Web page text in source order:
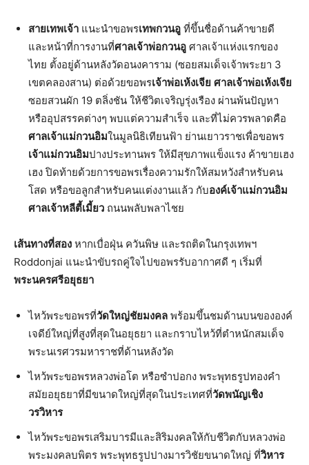
สายเทพเจ้า แนะนำขอพรเทพกวนอู ที่ขึ้นชื่อด้านค้าขายดี
และหน้าที่การงานที่ศาลเจ้าพ่อกวนอู ศาลเจ้าแห่งแรกของ
ไทย ตั้งอยู่ด้านหลังวัดอนงคาราม (ซอยสมเด็จเจ้าพระยา 3
เขตคลองสาน) ต่อด้วยขอพรเจ้าพ่อเห้งเจีย ศาลเจ้าพ่อเห้งเจีย
ซอยสวนผัก 19 ตลิ่งชัน ให้ชีวิตเจริญรุ่งเรือง ผ่านพ้นปัญหา
หรืออุปสรรคต่างๆ พบแต่ความสำเร็จ และที่ไม่ควรพลาดคือ
ศาลเจ้าแม่กวนอิมในมูลนิธิเทียนฟ้า ย่านเยาวราชเพื่อขอพร
เจ้าแม่กวนอิมปางประทานพร ให้มีสุขภาพแข็งแรง ค้าขายเฮง
เฮง ปิดท้ายด้วยการขอพรเรื่องความรักให้สมหวังสำหรับคน
โสด หรือขอลูกสำหรับคนแต่งงานแล้ว กับองค์เจ้าแม่กวนอิม
ศาลเจ้าหลีตี้เมี้ยว ถนนพลับพลาไชย
เส้นทางที่สอง หากเบื่อฝุ่น ควันพิษ และรถติดในกรุงเทพฯ
Roddonjai แนะนำขับรถคู่ใจไปขอพรรับอากาศดี ๆ เริ่มที่
พระนครศรีอยุธยา
ไหว้พระขอพรที่วัดใหญ่ชัยมงคล พร้อมขึ้นชมด้านบนขององค์
เจดีย์ใหญ่ที่สูงที่สุดในอยุธยา และกราบไหว้ที่ตำหนักสมเด็จ
พระนเรศวรมหาราชที่ด้านหลังวัด
ไหว้พระขอพรหลวงพ่อโต หรือซำปอกง พระพุทธรูปทองคำ
สมัยอยุธยาที่มีขนาดใหญ่ที่สุดในประเทศที่วัดพนัญเชิง
วรวิหาร
ไหว้พระขอพรเสริมบารมีและสิริมงคลให้กับชีวิตกับหลวงพ่อ
พระมงคลบพิตร พระพุทธรูปปางมารวิชัยขนาดใหญ่ ที่วิหาร